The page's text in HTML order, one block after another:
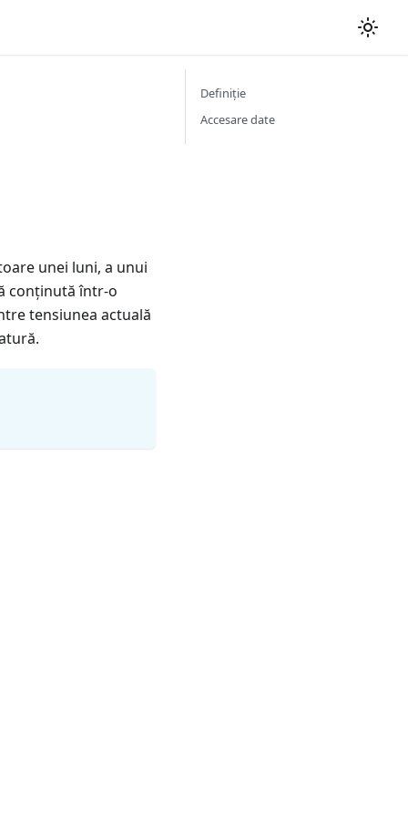
unei luni, a unui
conținută într-o
tensiunea actuală
Definiție
Accesare date